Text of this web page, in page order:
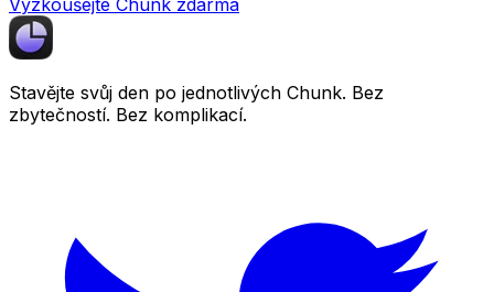
Vyzkoušejte Chunk zdarma
Stavějte svůj den po jednotlivých Chunk. Bez
zbytečností. Bez komplikací.